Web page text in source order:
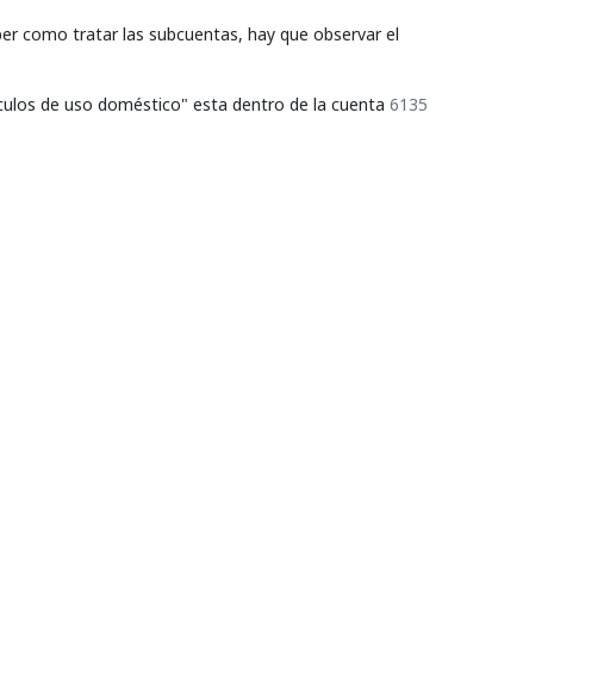
como tratar las subcuentas, hay que observar el
de uso doméstico" esta dentro de la cuenta 6135